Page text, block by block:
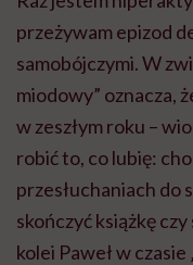
przeżywam epizod
samobójczymi. W
miodowy” oznacza,
w zeszłym roku –
robić to, co lubię:
przesłuchaniach do
skończyć książkę
kolei Paweł w